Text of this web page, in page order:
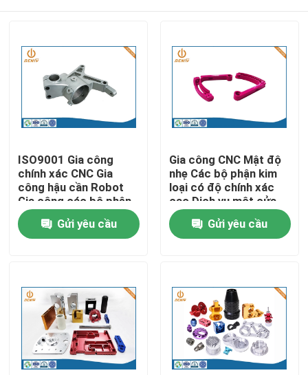
Nhà
Về chúng tôi
Tham quan nhà máy
ISO9001 Gia công
chính xác CNC Gia
công hậu cần Robot
Gia công các bộ phận
cánh tay robot
Gửi yêu cầu
Gia công CNC Mật độ
nhẹ Các bộ phận kim
loại có độ chính xác
cao Dịch vụ một cửa
Gửi yêu cầu